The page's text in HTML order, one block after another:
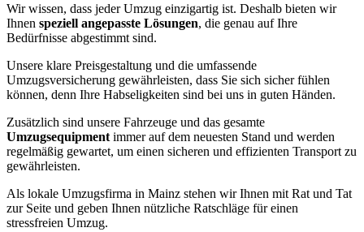
Wir wissen, dass jeder Umzug einzigartig ist. Deshalb bieten wir
Ihnen speziell angepasste Lösungen, die genau auf Ihre
Bedürfnisse abgestimmt sind.
Unsere klare Preisgestaltung und die umfassende
Umzugsversicherung gewährleisten, dass Sie sich sicher fühlen
können, denn Ihre Habseligkeiten sind bei uns in guten Händen.
Zusätzlich sind unsere Fahrzeuge und das gesamte
Umzugsequipment immer auf dem neuesten Stand und werden
regelmäßig gewartet, um einen sicheren und effizienten Transport zu
gewährleisten.
Als lokale Umzugsfirma in Mainz stehen wir Ihnen mit Rat und Tat
zur Seite und geben Ihnen nützliche Ratschläge für einen
stressfreien Umzug.